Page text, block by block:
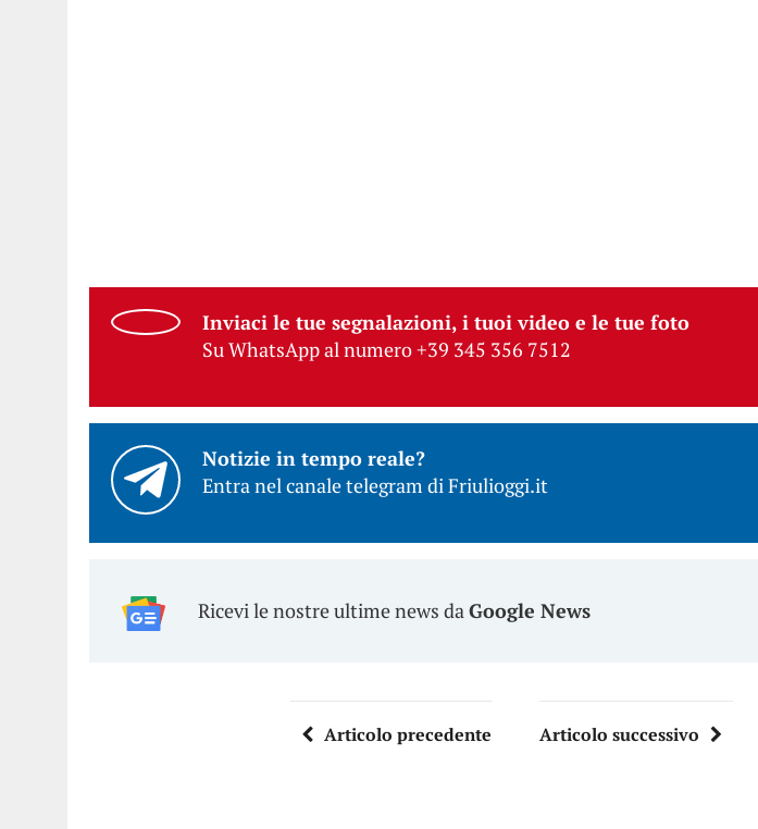
Inviaci le tue segnalazioni, i tuoi video e le tue foto
Su WhatsApp al numero +39 345 356 7512
Notizie in tempo reale?
Entra nel canale telegram di Friulioggi.it
Ricevi le nostre ultime news daGoogle News
Articolo precedente Articolo successivo